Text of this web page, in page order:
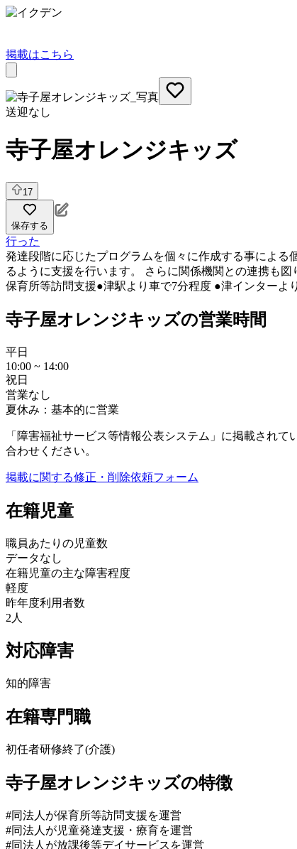
掲載はこちら
送迎なし
寺子屋オレンジキッズ
17
保存する
行った
発達段階に応じたプログラムを個々に作成する事によ
るように支援を行います。 さらに関係機関との連携も
保育所等訪問支援●津駅より車で7分程度 ●津インターよ
寺子屋オレンジキッズの営業時間
平日
10:00 ~ 14:00
祝日
営業なし
夏休み：基本的に営業
「障害福祉サービス等情報公表システム」に掲載され
合わせください。
掲載に関する修正・削除依頼フォーム
在籍児童
職員あたりの児童数
データなし
在籍児童の主な障害程度
軽度
昨年度利用者数
2人
対応障害
知的障害
在籍専門職
初任者研修終了(介護)
寺子屋オレンジキッズの特徴
#同法人が保育所等訪問支援を運営
#同法人が児童発達支援・療育を運営
#同法人が放課後等デイサービスを運営